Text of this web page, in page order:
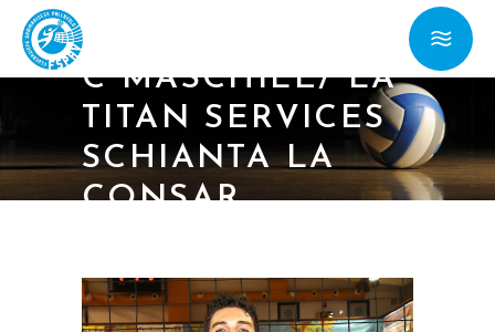
02/03/19 – SERIE
C MASCHILE/ LA
TITAN SERVICES
SCHIANTA LA
CONSAR